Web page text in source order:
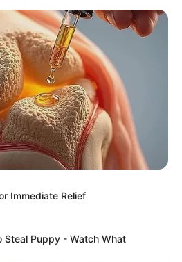
These 3 Beverages
For This 87¢ Blue Pill
Immediate Relief
Steal Puppy - Watch What